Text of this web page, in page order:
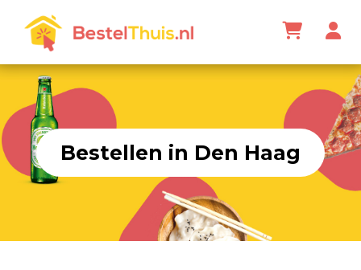
Bestellen in Den Haag